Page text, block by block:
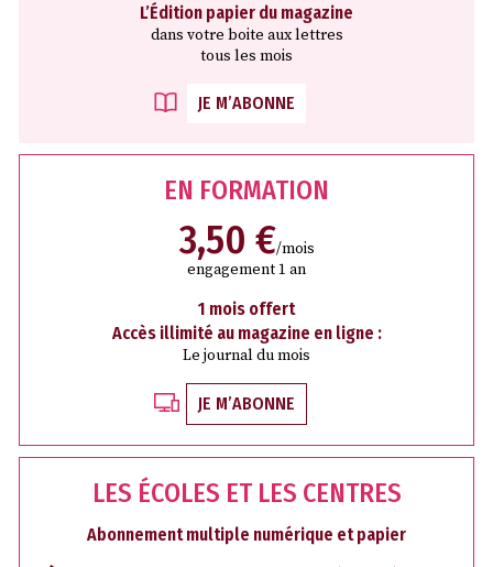
L’Édition papier du magazine
dans votre boite aux lettres
tous les mois
JE M’ABONNE
EN FORMATION
3,50 €/mois
engagement 1 an
1 mois offert
Accès illimité au magazine en ligne :
Le journal du mois
JE M’ABONNE
LES ÉCOLES ET LES CENTRES
Abonnement multiple numérique et papier